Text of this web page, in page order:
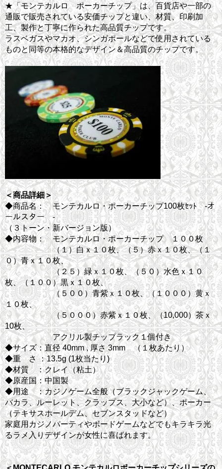
★「モンテカルロ ポーカーチップ」は、百貨店や一部の
通販で販売されている安価チップと違い、材質、印刷加
工、製作と丁寧に作られた高品質チップです。
ラスベガスやマカオ、シンガポールなどで使用されている
ものと同等の本格的なデザイン＆高品質のチップです。
＜商品詳細＞
◆商品名： モンテカルロ・ポーカーチップ100枚ｾｯﾄ -オ
ールスター -
（３トーン・新バージョン版）
◆内容物： モンテカルロ・ポーカーチップ １００枚
（１）白ｘ１０枚、（５）赤ｘ１０枚、（１
０）青ｘ１０枚、
（２５）緑ｘ１０枚、（５０）水色ｘ１０
枚、（１００）黒ｘ１０枚、
（５００）青紫ｘ１０枚、（１０００）黄ｘ
１０枚、
（５０００）赤紫ｘ１０枚、（10,000）茶ｘ
10枚、
アクリル製チップラック１個付き
◆サイズ：直径 40mm , 厚さ 3mm （１枚あたり）
◆重 さ ：13.5g (1枚当たり)
◆材質 ：クレイ（粘土）
◆原産国：中国製
◆用途 ：カジノゲーム全般（ブラックジャックゲーム、
バカラ、ルーレット、クラップス、大小など）、ポーカー
（テキサスホールデム、セブンスタッドなど）
家庭用カジノパーティやボードゲームなどでもキラキラ光
るラメ入りデザインが女性に喜ばれます。